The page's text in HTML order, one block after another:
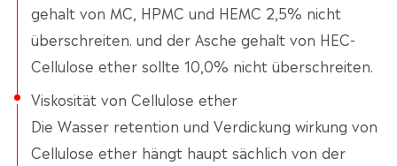
gehalt von MC, HPMC und HEMC 2,5% nicht
überschreiten. und der Asche gehalt von HEC-
Cellulose ether sollte 10,0% nicht überschreiten.
Viskosität von Cellulose ether
Die Wasser retention und Verdickung wirkung von
Cellulose ether hängt haupt sächlich von der